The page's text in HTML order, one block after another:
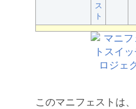
ス
ト
このマニフェストは、